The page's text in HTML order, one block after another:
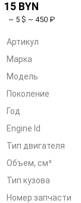
15 BYN
~ 5 $ ~ 450 ₽
Артикул
Марка
Модель
Поколение
Год
Engine Id
Тип двигателя
Объем, см³
Тип кузова
Номер запчасти